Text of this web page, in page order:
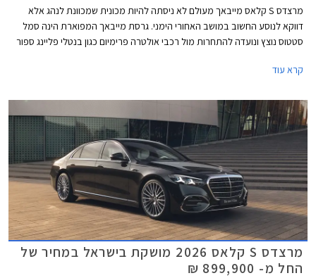
מרצדס S קלאס מייבאך מעולם לא ניסתה להיות מכונית שמכוונת לנהג אלא
דווקא לנוסע החשוב במושב האחורי הימני. גרסת מייבאך המפוארת הינה סמל
סטטוס נוצץ ונועדה להתחרות מול רכבי אולטרה פרימיום כגון בנטלי פליינג ספור
פנים המלטשת את המתכון המוכר ומבטיחה ניתוק מוחלט מהפקקים שבחוץ.
כואבת ממנוע ה- V12 המיתולוגי בגרסה הבכירה לטובת מנוע V8 - אילוץ של
תקנות זיהום האוויר. הדגם ישווק בשתי גרסאות במחיר התחלתי של 1,749,900
₪.
קרא עוד
מרצדס S קלאס 2026 מושקת בישראל במחיר של
החל מ- 899,900 ₪